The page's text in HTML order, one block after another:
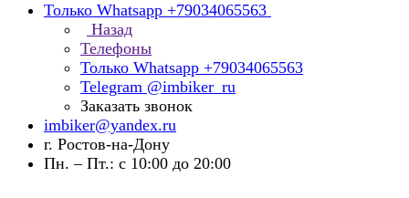
Только Whatsapp +79034065563
Назад
Телефоны
Только Whatsapp +79034065563
Telegram @imbiker_ru
Заказать звонок
imbiker@yandex.ru
г. Ростов-на-Дону
Пн. – Пт.: с 10:00 до 20:00